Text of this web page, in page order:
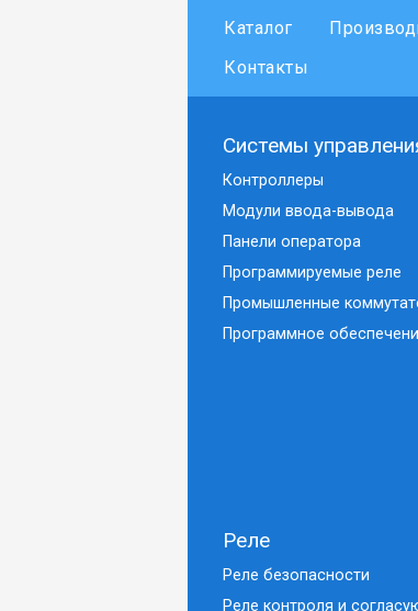
Каталог
Контакты
Системы
Контроллеры
Модули ввода-вывода
Панели оператора
Программируемые реле
Промышленные
Программное
Реле
Реле безопасности
Реле контроля и